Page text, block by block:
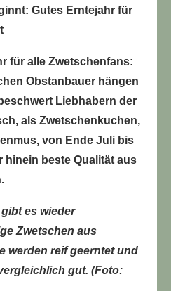
Gutes Erntejahr für
für alle Zwetschenfans:
Obstanbauer hängen
Liebhabern der
als Zwetschenkuchen,
von Ende Juli bis
hinein beste Qualität aus
es wieder
Zwetschen aus
werden reif geerntet und
gut. (Foto: